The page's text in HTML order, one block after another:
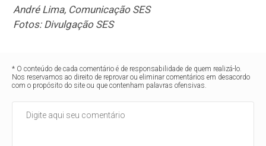
André Lima, Comunicação SES
Fotos: Divulgação SES
* O conteúdo de cada comentário é de responsabilidade de quem realizá-lo.
Nos reservamos ao direito de reprovar ou eliminar comentários em desacordo
com o propósito do site ou que contenham palavras ofensivas.